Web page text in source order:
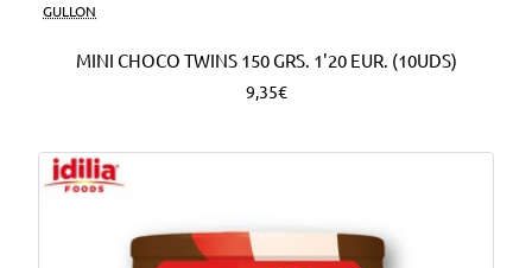
GULLON
MINI CHOCO TWINS 150 GRS. 1'20 EUR. (10UDS)
9,35€